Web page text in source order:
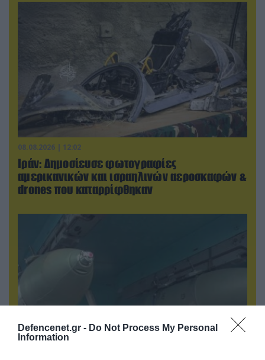
Defencenet.gr - Do Not Process My Personal
Information
08.08.2026 | 12:02
Ιράν: Δημοσίευσε φωτογραφίες
αμερικανικών και ισραηλινών αεροσκαφών &
drones που καταρρίφθηκαν